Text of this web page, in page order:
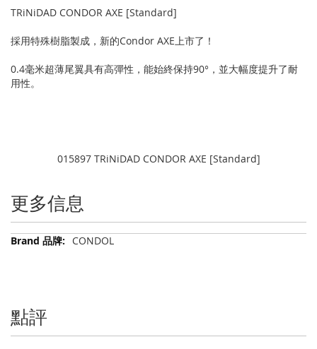
TRiNiDAD CONDOR AXE [Standard]
採用特殊樹脂製成，新的Condor AXE上市了！
0.4毫米超薄尾翼具有高彈性，能始終保持90°，並大幅度提升了耐
用性。
015897 TRiNiDAD CONDOR AXE [Standard]
更多信息
更
CONDOL
點評